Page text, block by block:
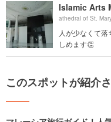
athedral of St.
人が少なくて
しめます👏
このスポットが紹介